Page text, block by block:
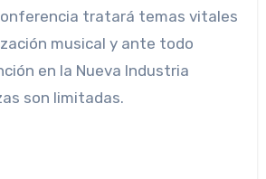
tratará temas vitales
musical y ante todo
en la Nueva Industria
son limitadas.